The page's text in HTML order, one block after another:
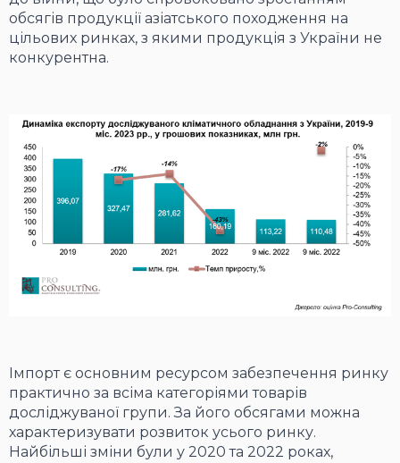
обсягів продукції азіатського походження на
цільових ринках, з якими продукція з України не
конкурентна.
Імпорт є основним ресурсом забезпечення ринку
практично за всіма категоріями товарів
досліджуваної групи. За його обсягами можна
характеризувати розвиток усього ринку.
Найбільші зміни були у 2020 та 2022 роках,